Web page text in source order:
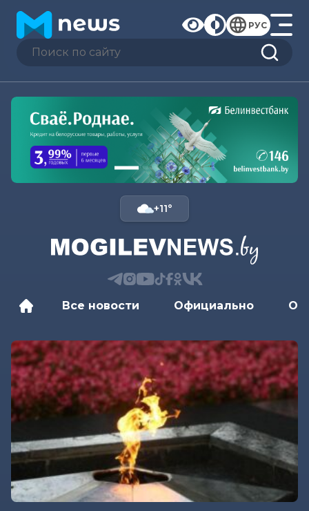
РУС
+11°
Все новости Официально